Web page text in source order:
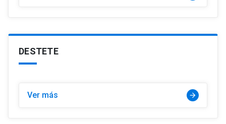
DESTETE
Ver más arrow_forward